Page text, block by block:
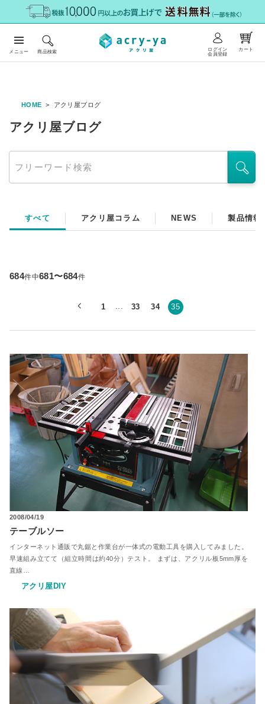
メニュー 商品検索
ログイン
会員登録
カート
HOME アクリ屋ブログ
アクリ屋ブログ
すべて アクリ屋コラム NEWS 製品情報
684件中681〜684件
1 33 34 35
2008/04/19
テーブルソー
インターネット通販で丸鋸と作業台が一体式の電動工具を購入してみました。
早速組み立てて（組立時間は約40分）テスト。 まずは、アクリル板5mm厚を
直線…
アクリ屋DIY